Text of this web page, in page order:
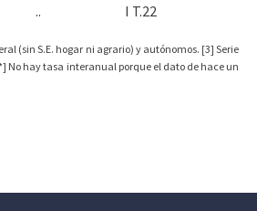
.. I T.22
(sin S.E. hogar ni agrario) y autónomos. [3] Serie
No hay tasa interanual porque el dato de hace un